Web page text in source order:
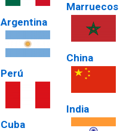
Argentina
Perú
Cuba
Marruecos
China
India